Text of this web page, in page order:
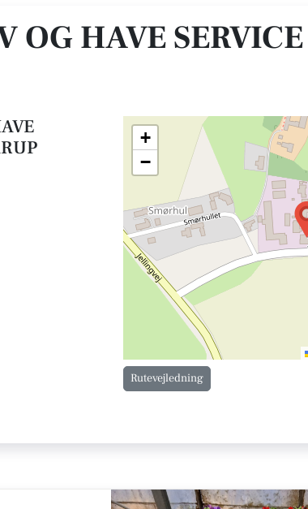
HAVE
+
−
Rutevejledning